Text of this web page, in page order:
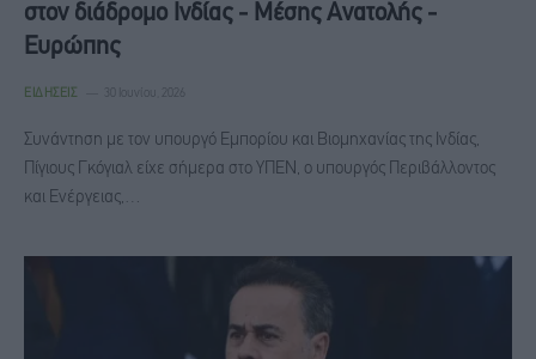
στον διάδρομο Ινδίας - Μέσης Ανατολής -
Ευρώπης
ΕΙΔΉΣΕΙΣ 30 Ιουνίου, 2026
Συνάντηση με τον υπουργό Εμπορίου και Βιομηχανίας της Ινδίας,
Πίγιους Γκόγιαλ είχε σήμερα στο ΥΠΕΝ, ο υπουργός Περιβάλλοντος
και Ενέργειας,…